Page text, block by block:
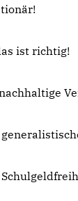
ist richtig!